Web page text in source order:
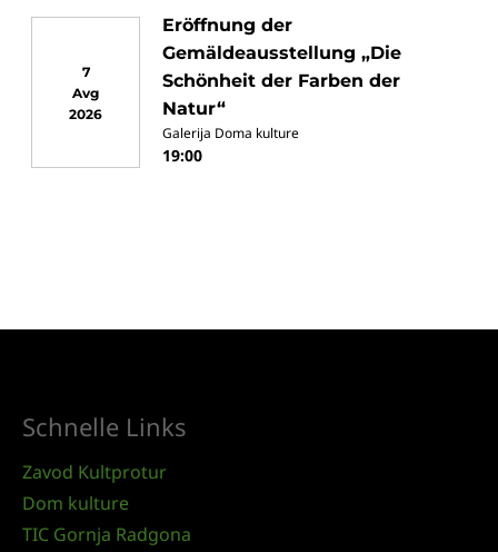
7
Avg
2026
Eröffnung der
Gemäldeausstellung „Die
Schönheit der Farben der
Natur“
Galerija Doma kulture
19:00
Schnelle Links
Zavod Kultprotur
Dom kulture
TIC Gornja Radgona